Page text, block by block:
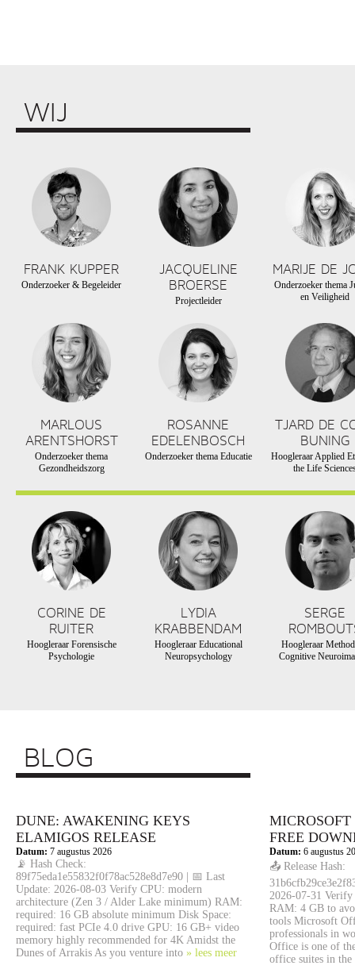
WIJ
FRANK KUPPER
Onderzoeker & Begeleider
JACQUELINE
BROERSE
Projectleider
MARIJE DE
Onderzoeker thema
en Veiligheid
MARLOUS
ARENTSHORST
Onderzoeker thema
Gezondheidszorg
ROSANNE
EDELENBOSCH
Onderzoeker thema Educatie
TJARD DE
BUNING
Hoogleraar Applied
the Life
CORINE DE
RUITER
Hoogleraar Forensische
Psychologie
LYDIA
KRABBENDAM
Hoogleraar Educational
Neuropsychology
SERGE
Hoogleraar
Cognitive
BLOG
DUNE: AWAKENING KEYS
ELAMIGOS RELEASE
Datum: 7 augustus 2026
📡 Hash Check:
89f75eda1e55832f0f78ac528e8d7e90 | 📅 Last
Update: 2026-08-03 Verify CPU: modern
architecture (Zen 3 / Alder Lake minimum) RAM:
required: 16 GB absolute minimum Disk Space:
required: fast PCIe 4.0 drive GPU: 16 GB+ video
memory highly recommended for 4K Amidst the
Dunes of Arrakis As you venture into » lees meer
MICROSOFT
FRЕЕ
Datum: 6 augustus
📤 Release Hash:
2026-07-31 Verify
RAM: 4 GB to
tools Microsoft
professionals in
Office is one of
office suites in the